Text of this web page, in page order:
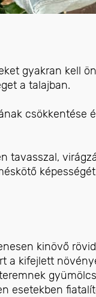
gyakran kell
a talajban.
csökkentése
tavasszal,
kinövő
a kifejlett
esetekben